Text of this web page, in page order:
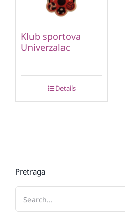
Klub sportova
Univerzalac
Details
Pretraga